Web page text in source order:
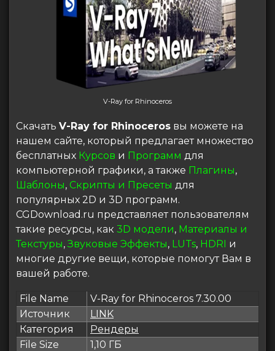
V-Ray for Rhinoceros
Скачать V-Ray for Rhinoceros вы можете на
нашем сайте, который предлагает множество
бесплатных Курсов и Программ для
компьютерной графики, а также Плагины,
Шаблоны, Скрипты и Пресеты для
популярных 2D и 3D программ.
CGDownload.ru представляет пользователям
такие ресурсы, как 3D модели, Материалы и
Текстуры,Звуковые Эффекты, LUTs, HDRI и
многие другие вещи, которые помогут Вам в
вашей работе.
File Name
V-Ray for Rhinoceros 7.30.00
Источник
LINK
Категория
Рендеры
File Size
1,10 ГБ